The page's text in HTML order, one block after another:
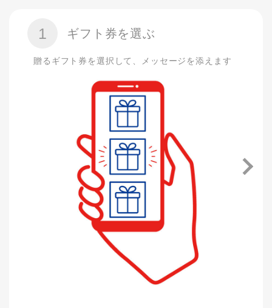
1 ギフト券を選ぶ
贈るギフト券を選択して、メッセージを添えます